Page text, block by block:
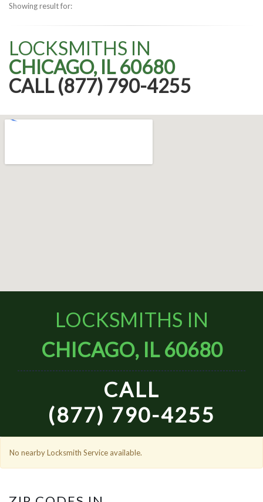
Showing result for:
LOCKSMITHS IN
CHICAGO, IL 60680
CALL (877) 790-4255
LOCKSMITHS IN
CHICAGO, IL 60680
CALL
(877) 790-4255
No nearby Locksmith Service available.